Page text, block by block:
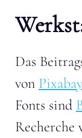
Das
von Pixabay
Fonts sind
Recherche